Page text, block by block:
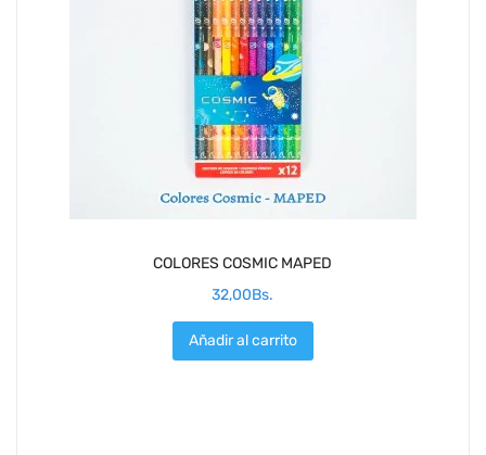
COLORES COSMIC MAPED
32,00Bs.
Añadir al carrito